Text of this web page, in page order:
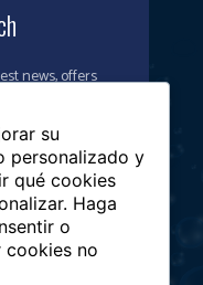
news, offers
su
personalizado y
qué cookies
Haga
o
cookies no